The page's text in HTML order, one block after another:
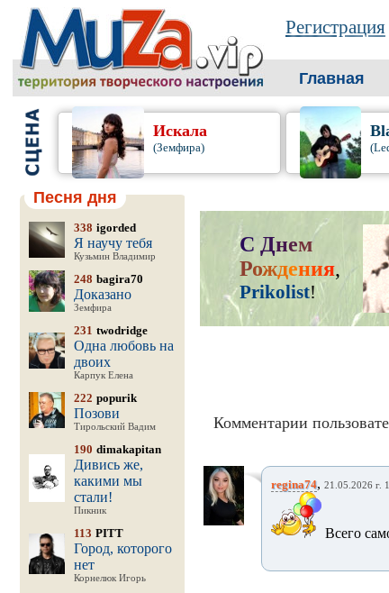
Регистрация
Главная
Искала
(Земфира)
Песня дня
338 igorded
Я научу тебя
Кузьмин Владимир
248 bagira70
Доказано
Земфира
231 twodridge
Одна любовь на
двоих
Карпук Елена
222 popurik
Позови
Тирольский Вадим
190 dimakapitan
Дивись же,
какими мы
стали!
Пикник
113 PITT
Город, которого
нет
Корнелюк Игорь
С Днем
Рождения,
Prikolist!
Комментарии
regina74, 21.05.2026 г.
Всего